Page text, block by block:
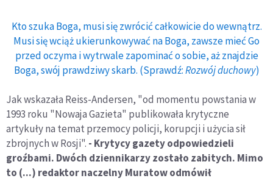
Kto szuka Boga, musi się zwrócić całkowicie do wewnątrz.
Musi się wciąż ukierunkowywać na Boga, zawsze mieć Go
przed oczyma i wytrwale zapominać o sobie, aż znajdzie
Boga, swój prawdziwy skarb. (Sprawdź:Rozwój duchowy)
Jak wskazała Reiss-Andersen, "od momentu powstania w
1993 roku "Nowaja Gazieta" publikowała krytyczne
artykuły na temat przemocy policji, korupcji i użycia sił
zbrojnych w Rosji". - Krytycy gazety odpowiedzieli
groźbami. Dwóch dziennikarzy zostało zabitych. Mimo
to (...) redaktor naczelny Muratow odmówił